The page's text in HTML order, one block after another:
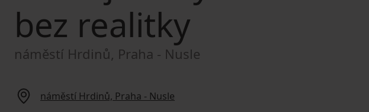
bez realitky
náměstí Hrdinů, Praha - Nusle
náměstí Hrdinů, Praha - Nusle